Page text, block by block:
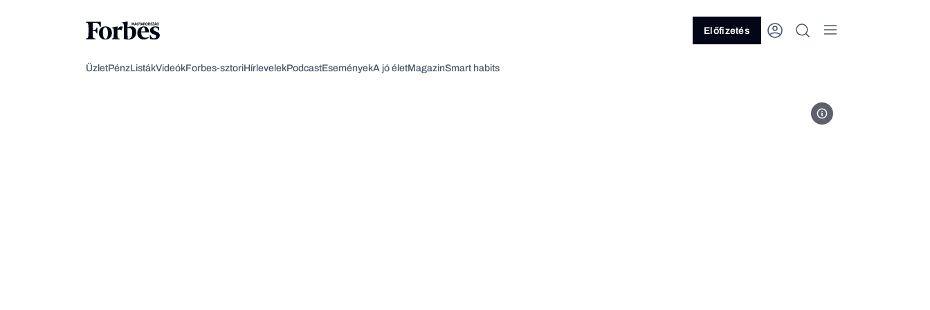
Előfizetés
ÜzletPénzListákVideókForbes-sztoriHírlevelekPodcastEseményekA jó életMagazinSmart habits
Frédéric Paulussen, Unsplash